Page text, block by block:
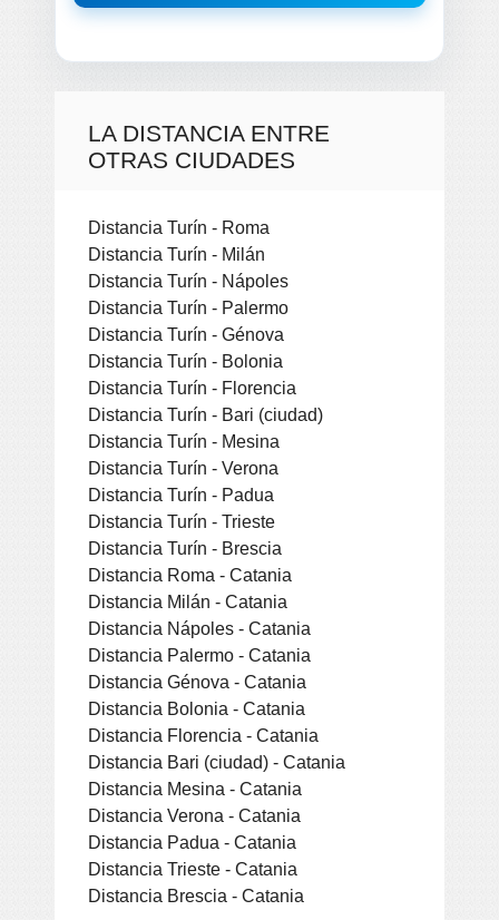
LA DISTANCIA ENTRE
OTRAS CIUDADES
Distancia Turín - Roma
Distancia Turín - Milán
Distancia Turín - Nápoles
Distancia Turín - Palermo
Distancia Turín - Génova
Distancia Turín - Bolonia
Distancia Turín - Florencia
Distancia Turín - Bari (ciudad)
Distancia Turín - Mesina
Distancia Turín - Verona
Distancia Turín - Padua
Distancia Turín - Trieste
Distancia Turín - Brescia
Distancia Roma - Catania
Distancia Milán - Catania
Distancia Nápoles - Catania
Distancia Palermo - Catania
Distancia Génova - Catania
Distancia Bolonia - Catania
Distancia Florencia - Catania
Distancia Bari (ciudad) - Catania
Distancia Mesina - Catania
Distancia Verona - Catania
Distancia Padua - Catania
Distancia Trieste - Catania
Distancia Brescia - Catania